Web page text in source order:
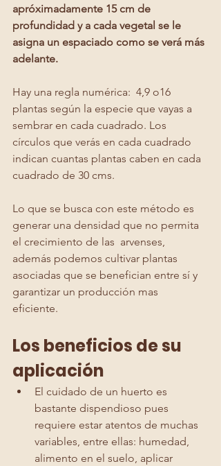
apróximadamente 15 cm de
profundidad y a cada vegetal se le
asigna un espaciado como se verá más
adelante.
Hay una regla numérica:  4,9 o16
plantas según la especie que vayas a
sembrar en cada cuadrado. Los
círculos que verás en cada cuadrado
indican cuantas plantas caben en cada
cuadrado de 30 cms.
Lo que se busca con este método es
generar una densidad que no permita
el crecimiento de las  arvenses,
además podemos cultivar plantas
asociadas que se benefician entre sí y
garantizar un producción mas
eficiente.
Los beneficios de su
aplicación
El cuidado de un huerto es
bastante dispendioso pues
requiere estar atentos de muchas
variables, entre ellas: humedad,
alimento en el suelo, aplicar